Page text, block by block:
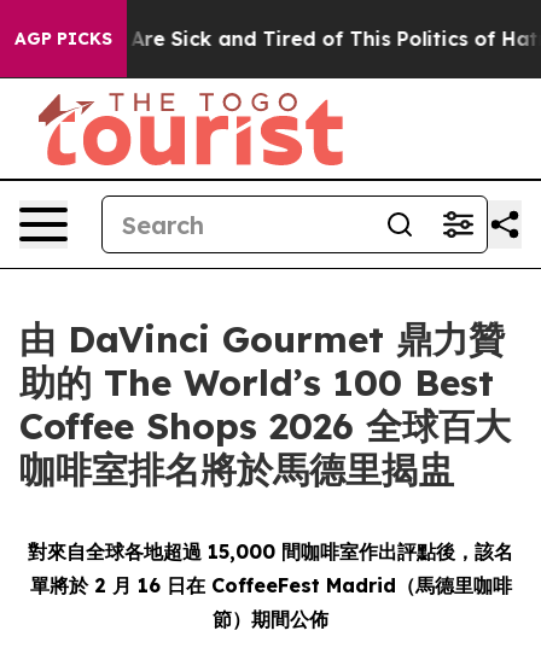
AGP PICKSAre Sick and Tired of This Politics of Hatred”
由 DaVinci Gourmet 鼎力贊
助的 The World’s 100 Best
Coffee Shops 2026 全球百大
咖啡室排名將於馬德里揭盅
對來自全球各地超過 15,000 間咖啡室作出評點後，該名
單將於 2 月 16 日在 CoffeeFest Madrid（馬德里咖啡
節）期間公佈